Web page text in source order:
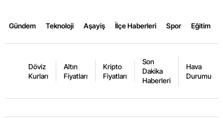
Gündem Teknoloji Aşayiş İlçe Haberleri Spor Eğitim
Döviz
Kurları
Altın
Fiyatları
Kripto
Fiyatları
Son
Dakika
Haberleri
Hava
Durumu